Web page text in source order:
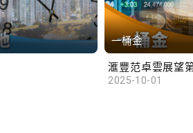
一桶金
2025-10-01